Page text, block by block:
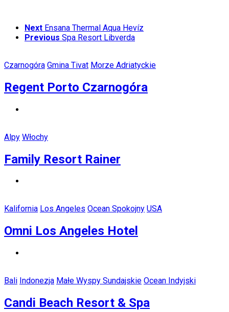
Next Ensana Thermal Aqua Hevíz
Previous Spa Resort Libverda
Czarnogóra Gmina Tivat Morze Adriatyckie
Regent Porto Czarnogóra
Alpy Włochy
Family Resort Rainer
Kalifornia Los Angeles Ocean Spokojny USA
Omni Los Angeles Hotel
Bali Indonezja Małe Wyspy Sundajskie Ocean Indyjski
Candi Beach Resort & Spa